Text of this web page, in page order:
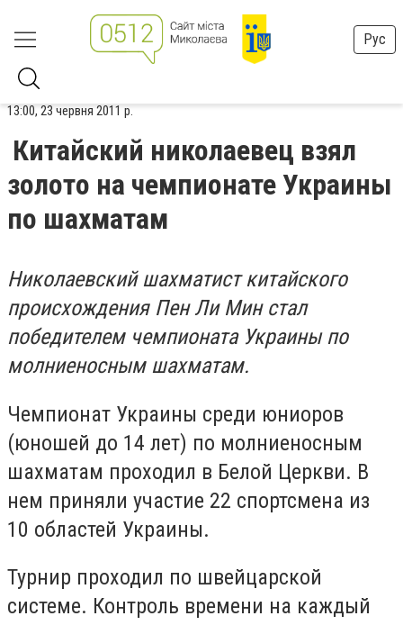
Рус
13:00, 23 червня 2011 р.
Китайский николаевец взял
золото на чемпионате Украины
по шахматам
Николаевский шахматист китайского
происхождения Пен Ли Мин стал
победителем чемпионата Украины по
молниеносным шахматам.
Чемпионат Украины среди юниоров
(юношей до 14 лет) по молниеносным
шахматам проходил в Белой Церкви. В
нем приняли участие 22 спортсмена из
10 областей Украины.
Турнир проходил по швейцарской
системе. Контроль времени на каждый